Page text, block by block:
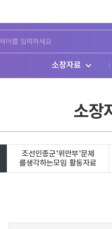
소장자료
소장
조선인종군'위안부'문제
를생각하는모임 활동자료